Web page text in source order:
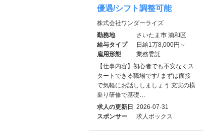
優遇/シフト調整可能
株式会社ワンダーライズ
勤務地
さいたま市 浦和区
給与タイプ
日給1万8,000円～
雇用形態
業務委託
【仕事内容】初心者でも不安なくス
タートできる職場です/ まずは面接
で気軽にお話ししましょう 充実の横
乗り研修で基礎…
求人の更新日 2026-07-31
スポンサー
求人ボックス